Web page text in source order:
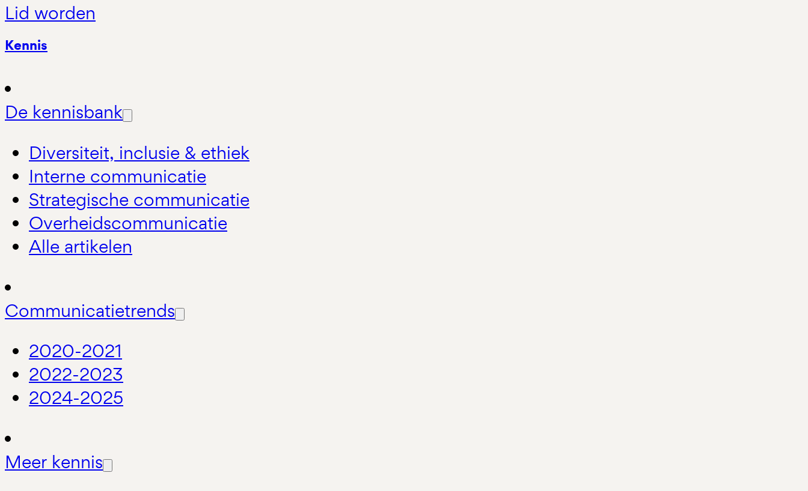
Lid worden
Kennis
De kennisbank
Diversiteit, inclusie & ethiek
Interne communicatie
Strategische communicatie
Overheidscommunicatie
Alle artikelen
Communicatietrends
2020-2021
2022-2023
2024-2025
Meer kennis